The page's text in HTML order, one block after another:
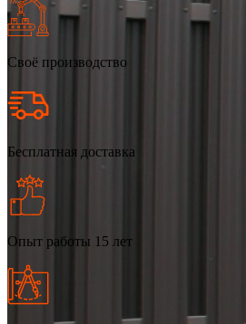
Своё производство
Бесплатная доставка
Опыт работы 15 лет